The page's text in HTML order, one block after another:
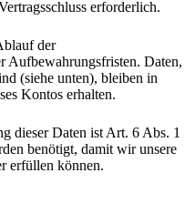
erforderlich.
der
Aufbewahrungsfristen. Daten,
(siehe unten), bleiben in
Kontos erhalten.
dieser Daten ist Art. 6 Abs. 1
benötigt, damit wir unsere
erfüllen können.